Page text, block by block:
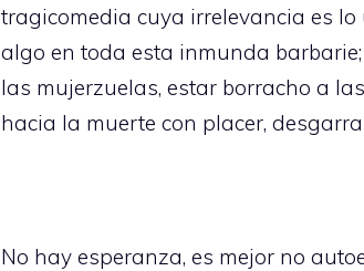
tragicomedia cuya irrelevancia es
algo en toda esta inmunda
las mujerzuelas, estar borracho a
hacia la muerte con placer,
No hay esperanza, es mejor no